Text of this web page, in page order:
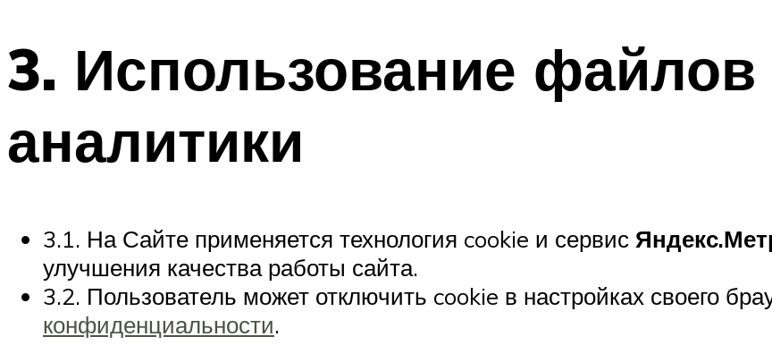
3. Использование
аналитики
3.1. На Сайте применяется технология cookie и сервис
улучшения качества работы сайта.
3.2. Пользователь может отключить cookie в настройках своего
конфиденциальности.